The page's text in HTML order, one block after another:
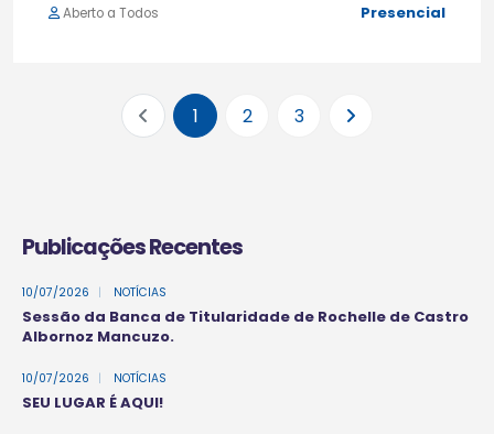
Presencial
Aberto a Todos
1 2 3
Publicações Recentes
10/07/2026 | NOTÍCIAS
Sessão da Banca de Titularidade de Rochelle de Castro
Albornoz Mancuzo.
10/07/2026 | NOTÍCIAS
SEU LUGAR É AQUI!